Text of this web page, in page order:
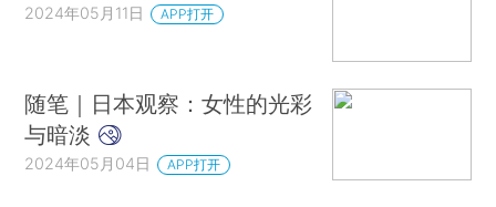
2024年05月11日 APP打开
随笔｜日本观察：女性的光彩
与暗淡
2024年05月04日 APP打开